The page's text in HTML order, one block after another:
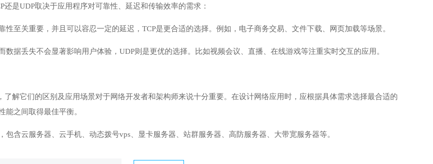
还是UDP取决于应用程序对可靠性、延迟和传输效率的需求：
性至关重要，并且可以容忍一定的延迟，TCP是更合适的选择。例如，电子商务交易、文件下载、网页加载等场景。
数据丢失不会显著影响用户体验，UDP则是更优的选择。比如视频会议、直播、在线游戏等注重实时交互的应用。
了解它们的区别及应用场景对于网络开发者和架构师来说十分重要。在设计网络应用时，应根据具体需求选择最合适的
能之间取得最佳平衡。
包含云服务器、云手机、动态拨号vps、显卡服务器、站群服务器、 高防服务器 、大带宽服务器等。